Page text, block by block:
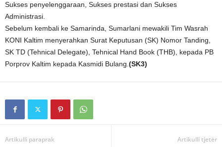
Sukses penyelenggaraan, Sukses prestasi dan Sukses
Administrasi.
Sebelum kembali ke Samarinda, Sumarlani mewakili Tim Wasrah
KONI Kaltim menyerahkan Surat Keputusan (SK) Nomor Tanding,
SK TD (Tehnical Delegate), Tehnical Hand Book (THB), kepada PB
Porprov Kaltim kepada Kasmidi Bulang. (SK3)
Artikulli paraprak Artikulli tjetër